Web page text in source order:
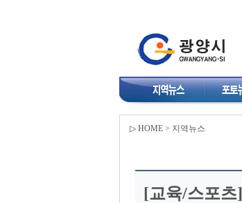
▷ HOME > 지역뉴스
[교육/스포츠]